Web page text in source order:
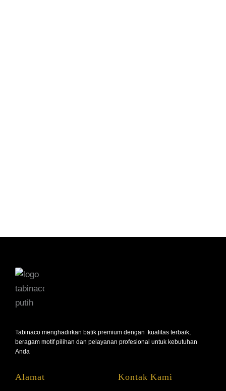
Tabinaco menghadirkan batik premium dengan kualitas terbaik,
beragam motif pilihan dan pelayanan profesional untuk kebutuhan
Anda
Alamat Kontak Kami